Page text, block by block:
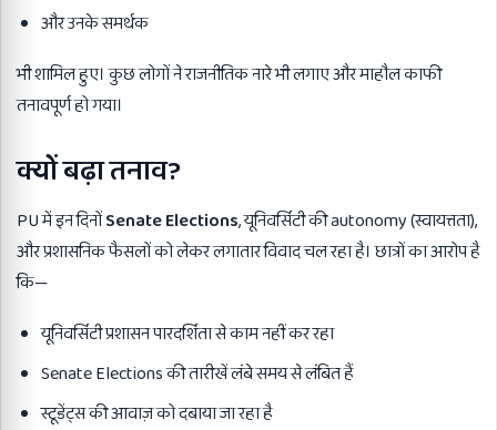
और उनके समर्थक
भी शामिल हुए। कुछ लोगों ने राजनीतिक नारे भी लगाए और माहौल काफी
तनावपूर्ण हो गया।
क्यों बढ़ा तनाव?
PU में इन दिनोंSenate Elections, यूनिवर्सिटी की autonomy (स्वायत्तता),
और प्रशासनिक फैसलों को लेकर लगातार विवाद चल रहा है। छात्रों का आरोप है
कि—
यूनिवर्सिटी प्रशासन पारदर्शिता से काम नहीं कर रहा
Senate Elections की तारीखें लंबे समय से लंबित हैं
स्टूडेंट्स की आवाज़ को दबाया जा रहा है